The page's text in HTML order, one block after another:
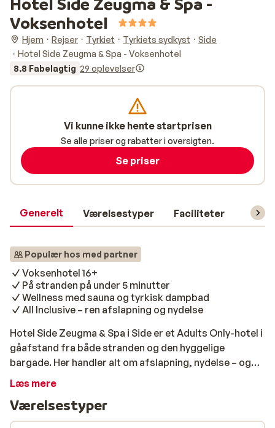
Voksenhotel
Hjem Rejser Tyrkiet Tyrkiets sydkyst
Side
Hotel Side Zeugma & Spa - Voksenhotel
8.8 Fabelagtig 29 oplevelser
Generelt Værelsestyper Faciliteter
Populær hos med partner
Voksenhotel 16+
På stranden på under 5 minutter
Wellness med sauna og tyrkisk dampbad
All Inclusive – ren afslapning og nydelse
Hotel Side Zeugma & Spa i Side er et Adults Only-hotel i
gåafstand fra både stranden og den hyggelige
bargade. Her handler alt om afslapning, nydelse – og
ikke skulle noget som helst. All Inclusive betyder her
faciliteter og en fredelig atmosfære. Hotellets stil er
moderne og indbydende, med lyse farver, bløde
Læs mere
Værelsestyper
Vi kunne ikke hente startprisen
Se alle priser og rabatter i oversigten.
Se priser